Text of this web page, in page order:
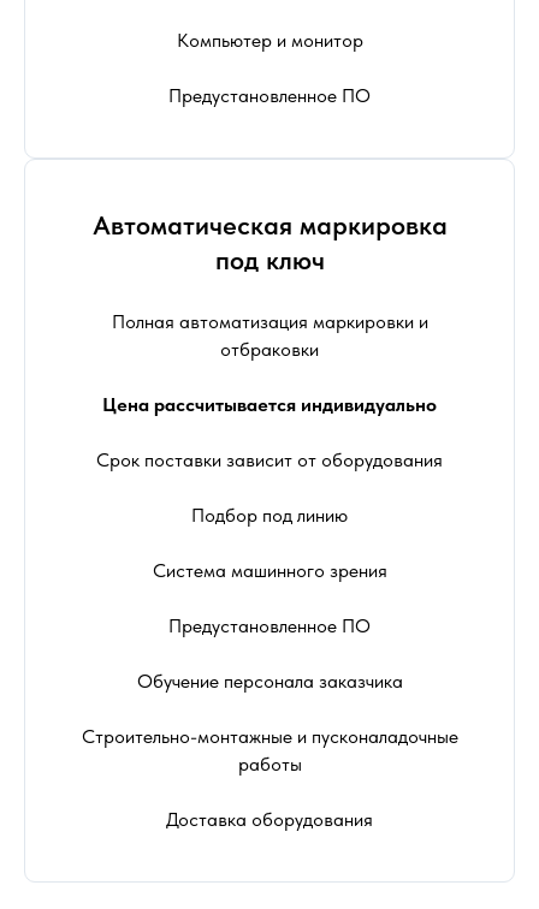
Компьютер и монитор
Предустановленное ПО
Автоматическая маркировка
под ключ
Полная автоматизация маркировки и
отбраковки
Цена рассчитывается индивидуально
Срок поставки зависит от оборудования
Подбор под линию
Система машинного зрения
Предустановленное ПО
Обучение персонала заказчика
Строительно-монтажные и пусконаладочные
работы
Доставка оборудования